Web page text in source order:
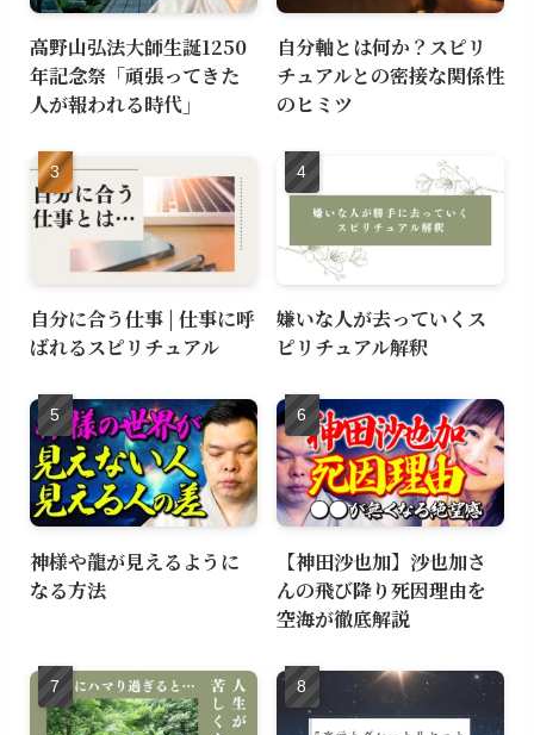
高野山弘法大師生誕1250
年記念祭「頑張ってきた
人が報われる時代」
自分軸とは何か？スピリ
チュアルとの密接な関係性
のヒミツ
自分に合う仕事 | 仕事に呼
ばれるスピリチュアル
嫌いな人が去っていくス
ピリチュアル解釈
神様や龍が見えるように
なる方法
【神田沙也加】沙也加さ
んの飛び降り死因理由を
空海が徹底解説